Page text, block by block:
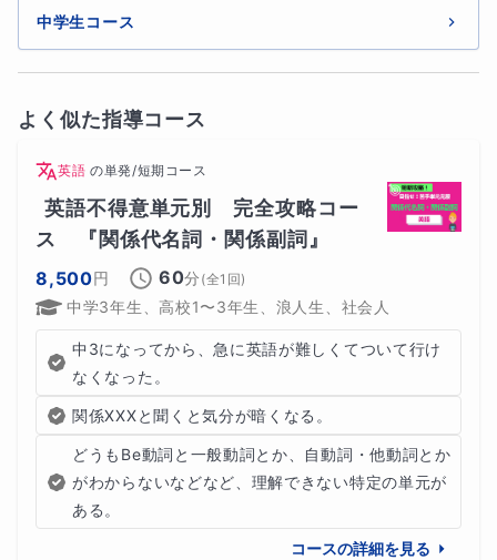
中学生コース
よく似た指導コース
英語 の単発/短期コース
英語不得意単元別　完全攻略コー
ス　『関係代名詞・関係副詞』
8,500円 60分 (全1 回)
中学3年生、高校1〜3年生、浪人生、社会人
中3になってから、急に英語が難しくてついて行け
なくなった。
関係XXXと聞くと気分が暗くなる。
どうもBe動詞と一般動詞とか、自動詞・他動詞とか
がわからないなどなど、理解できない特定の単元が
ある。
コースの詳細を見る